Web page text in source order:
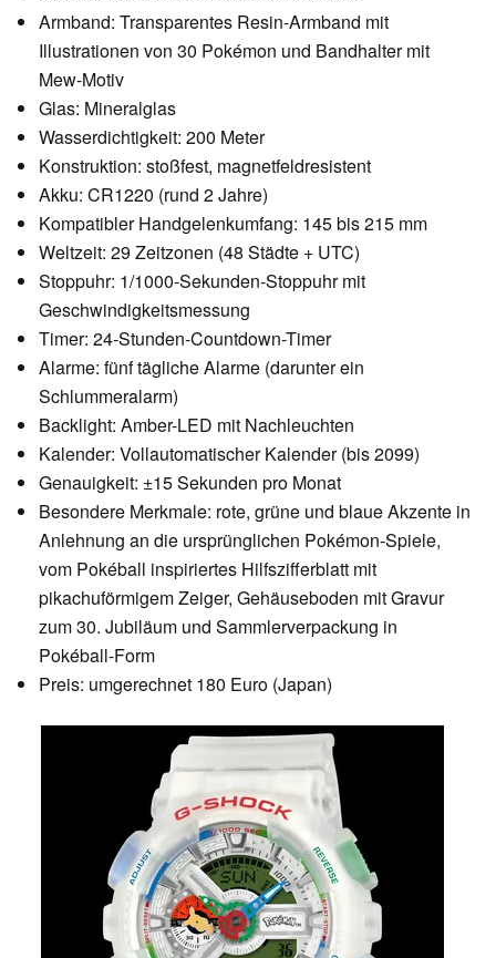
Armband: Transparentes Resin-Armband mit
Illustrationen von 30 Pokémon und Bandhalter mit
Mew-Motiv
Glas: Mineralglas
Wasserdichtigkeit: 200 Meter
Konstruktion: stoßfest, magnetfeldresistent
Akku: CR1220 (rund 2 Jahre)
Kompatibler Handgelenkumfang: 145 bis 215 mm
Weltzeit: 29 Zeitzonen (48 Städte + UTC)
Stoppuhr: 1/1000-Sekunden-Stoppuhr mit
Geschwindigkeitsmessung
Timer: 24-Stunden-Countdown-Timer
Alarme: fünf tägliche Alarme (darunter ein
Schlummeralarm)
Backlight: Amber-LED mit Nachleuchten
Kalender: Vollautomatischer Kalender (bis 2099)
Genauigkeit: ±15 Sekunden pro Monat
Besondere Merkmale: rote, grüne und blaue Akzente in
Anlehnung an die ursprünglichen Pokémon-Spiele,
vom Pokéball inspiriertes Hilfszifferblatt mit
pikachuförmigem Zeiger, Gehäuseboden mit Gravur
zum 30. Jubiläum und Sammlerverpackung in
Pokéball-Form
Preis: umgerechnet 180 Euro (Japan)